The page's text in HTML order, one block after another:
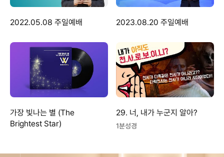
2022.05.08 주일예배 2023.08.20 주일예배
가장 빛나는 별 (The
Brightest Star)
29. 너, 내가 누군지 알아?
1분성경